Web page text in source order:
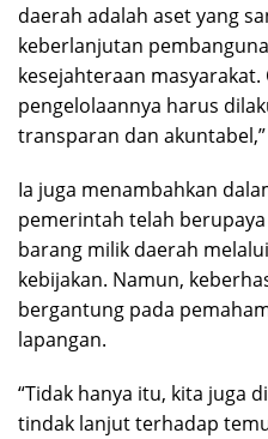
daerah adalah aset yang
keberlanjutan
kesejahteraan masyarakat.
pengelolaannya harus
transparan dan
Ia juga menambahkan
pemerintah telah
barang milik daerah
kebijakan. Namun,
bergantung pada
lapangan.
“Tidak hanya itu, kita juga
tindak lanjut terhadap